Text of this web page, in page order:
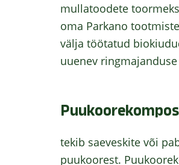
mullatoodete
oma Parkano
välja töötatud
uuenev
tekib saeveskite või
puukoorest.